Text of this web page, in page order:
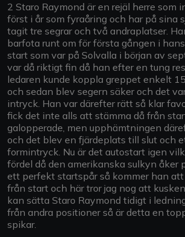
2 Staro Raymond är en rejäl herre som
först i år som fyraåring och har på sina
tagit tre segrar och två andraplatser.
barfota runt om för första gången i
start som var på Solvalla i början av
var då riktigt fin då han efter en tung
ledaren kunde koppla greppet enkelt
och sedan blev segern säker och det
intryck. Han var därefter rätt så klar
fick det inte alls att stämma då från
galopperade, men upphämtningen
och det blev en fjärdeplats till slut och
formintryck. Nu är det autostart igen
fördel då den amerikanska sulkyn åker
ett perfekt startspår så kommer han att
från start och här tror jag nog att
kan sätta Staro Raymond tidigt i
från andra positioner så är detta en
spikar.